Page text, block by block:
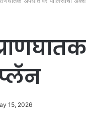
15, 2026